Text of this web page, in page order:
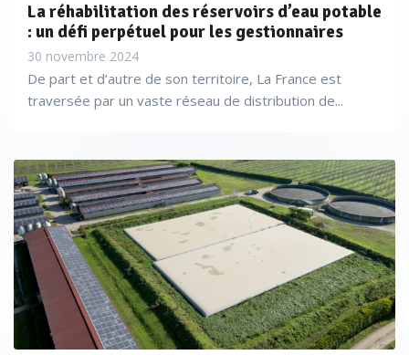
La réhabilitation des réservoirs d’eau potable
: un défi perpétuel pour les gestionnaires
30 novembre 2024
De part et d’autre de son territoire, La France est
traversée par un vaste réseau de distribution de...